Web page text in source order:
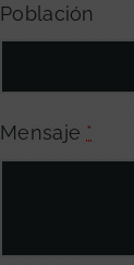
Población
Mensaje *